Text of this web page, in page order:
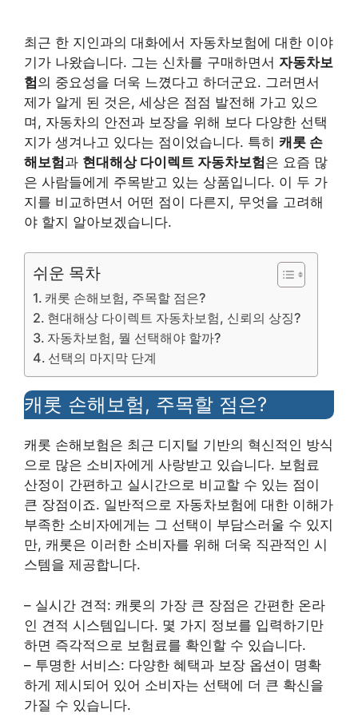
최근 한 지인과의 대화에서 자동차보험에 대한 이야
기가 나왔습니다. 그는 신차를 구매하면서 자동차보
험의 중요성을 더욱 느꼈다고 하더군요. 그러면서
제가 알게 된 것은, 세상은 점점 발전해 가고 있으
며, 자동차의 안전과 보장을 위해 보다 다양한 선택
지가 생겨나고 있다는 점이었습니다. 특히 캐롯 손
해보험과 현대해상 다이렉트 자동차보험은 요즘 많
은 사람들에게 주목받고 있는 상품입니다. 이 두 가
지를 비교하면서 어떤 점이 다른지, 무엇을 고려해
야 할지 알아보겠습니다.
쉬운 목차
캐롯 손해보험, 주목할 점은?
현대해상 다이렉트 자동차보험, 신뢰의 상징?
자동차보험, 뭘 선택해야 할까?
선택의 마지막 단계
캐롯 손해보험, 주목할 점은?
캐롯 손해보험은 최근 디지털 기반의 혁신적인 방식
으로 많은 소비자에게 사랑받고 있습니다. 보험료
산정이 간편하고 실시간으로 비교할 수 있는 점이
큰 장점이죠. 일반적으로 자동차보험에 대한 이해가
부족한 소비자에게는 그 선택이 부담스러울 수 있지
만, 캐롯은 이러한 소비자를 위해 더욱 직관적인 시
스템을 제공합니다.
– 실시간 견적: 캐롯의 가장 큰 장점은 간편한 온라
인 견적 시스템입니다. 몇 가지 정보를 입력하기만
하면 즉각적으로 보험료를 확인할 수 있습니다.
– 투명한 서비스: 다양한 혜택과 보장 옵션이 명확
하게 제시되어 있어 소비자는 선택에 더 큰 확신을
가질 수 있습니다.